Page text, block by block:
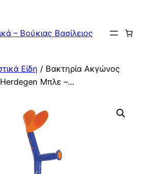
– Βούκιας Βασίλειος
Είδη / Βακτηρία Ακγώνος
Herdegen Μπλε –…